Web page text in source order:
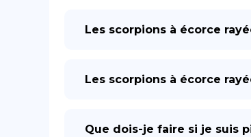
Les scorpions à écorce
Les scorpions à écorce
Que dois-je faire si je suis